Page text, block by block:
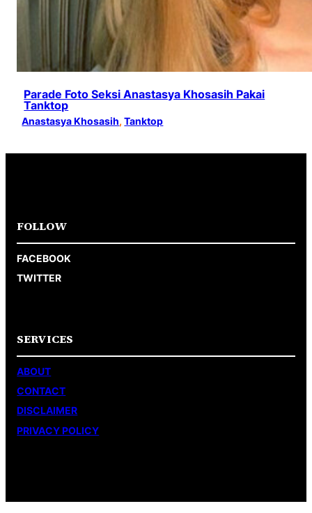
Parade Foto Seksi Anastasya Khosasih Pakai
Tanktop
Anastasya Khosasih, Tanktop
FOLLOW
FACEBOOK
TWITTER
SERVICES
ABOUT
CONTACT
DISCLAIMER
PRIVACY POLICY